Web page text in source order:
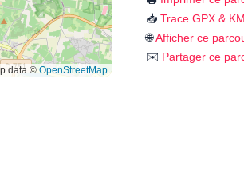
📥 Trace GPX &
🌐Afficher ce
✉️ Partager ce